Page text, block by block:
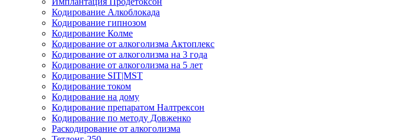
Кодирование Алкоблокада
Кодирование гипнозом
Кодирование Колме
Кодирование от алкоголизма Актоплекс
Кодирование от алкоголизма на 3 года
Кодирование от алкоголизма на 5 лет
Кодирование SIT|MST
Кодирование током
Кодирование на дому
Кодирование препаратом Налтрексон
Кодирование по методу Довженко
Раскодирование от алкоголизма